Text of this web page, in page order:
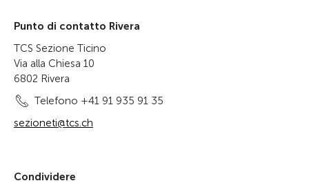
Punto di contatto Rivera
TCS Sezione Ticino
Via alla Chiesa 10
6802 Rivera
Telefono +41 91 935 91 35
sezioneti@tcs.ch
Condividere